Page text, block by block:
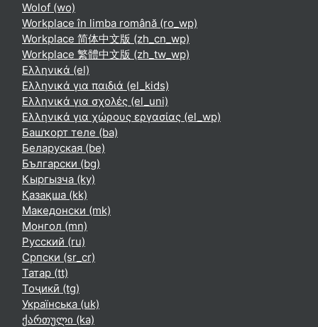
Wolof ‎(wo)‎
Workplace în limba română ‎(ro_wp)‎
Workplace 简体中文版 ‎(zh_cn_wp)‎
Workplace 繁體中文版 ‎(zh_tw_wp)‎
Ελληνικά ‎(el)‎
Ελληνικά για παιδιά ‎(el_kids)‎
Ελληνικά για σχολές ‎(el_uni)‎
Ελληνικά για χώρους εργασίας ‎(el_wp)‎
Башҡорт теле ‎(ba)‎
Беларуская ‎(be)‎
Български ‎(bg)‎
Кыргызча ‎(ky)‎
Қазақша ‎(kk)‎
Македонски ‎(mk)‎
Монгол ‎(mn)‎
Русский ‎(ru)‎
Српски ‎(sr_cr)‎
Татар ‎(tt)‎
Тоҷикӣ ‎(tg)‎
Українська ‎(uk)‎
ქართული ‎(ka)‎